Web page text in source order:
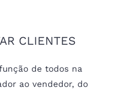
CLIENTES
de todos na
ao vendedor, do